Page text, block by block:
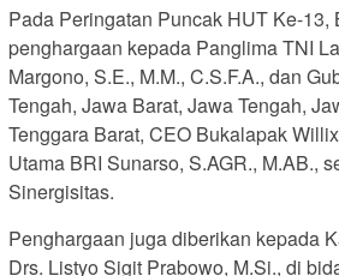
Pada Peringatan Puncak HUT Ke-13,
penghargaan kepada Panglima TNI
Margono, S.E., M.M., C.S.F.A., dan
Tengah, Jawa Barat, Jawa Tengah,
Tenggara Barat, CEO Bukalapak
Utama BRI Sunarso, S.AGR., M.AB.,
Sinergisitas.
Penghargaan juga diberikan kepada
Drs. Listyo Sigit Prabowo, M.Si., di